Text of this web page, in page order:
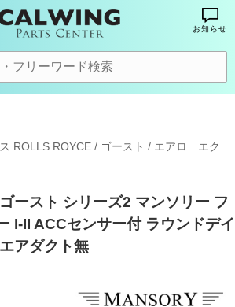
お知らせ
ROLLS ROYCE / ゴースト / エアロ エク
ースト シリーズ2 マンソリー フ
I-II ACCセンサー付 ラウンドデイ
アダクト無